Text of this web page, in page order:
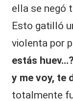
ella se negó
Esto gatilló
violenta por
estás
y me voy, te
totalmente